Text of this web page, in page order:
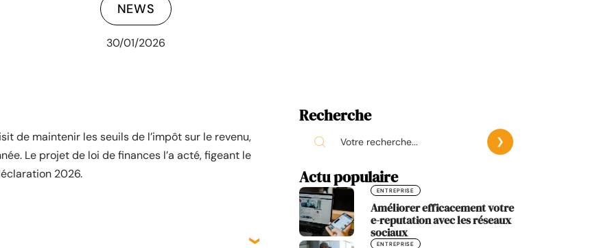
NEWS
30/01/2026
de maintenir les seuils de l’impôt sur le revenu,
Le projet de loi de finances l’a acté, figeant le
2026.
Recherche
Actu populaire
ENTREPRISE
Améliorer efficacement votre
e-reputation avec les réseaux
sociaux
ENTREPRISE